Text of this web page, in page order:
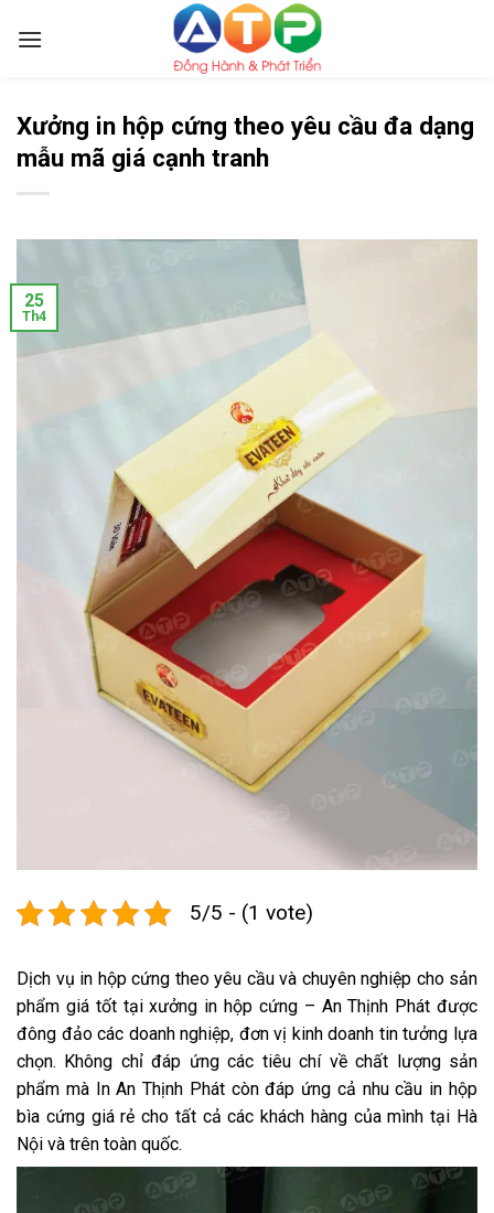
Xưởng in hộp cứng theo yêu cầu đa dạng
mẫu mã giá cạnh tranh
25
Th4
5/5 - (1 vote)
Dịch vụ in hộp cứng theo yêu cầu và chuyên nghiệp cho sản
phẩm giá tốt tạixưởng in hộp cứng– An Thịnh Phát được
đông đảo các doanh nghiệp, đơn vị kinh doanh tin tưởng lựa
chọn. Không chỉ đáp ứng các tiêu chí về chất lượng sản
phẩm mà In An Thịnh Phát còn đáp ứng cả nhu cầu in hộp
bìa cứng giá rẻ cho tất cả các khách hàng của mình tại Hà
Nội và trên toàn quốc.